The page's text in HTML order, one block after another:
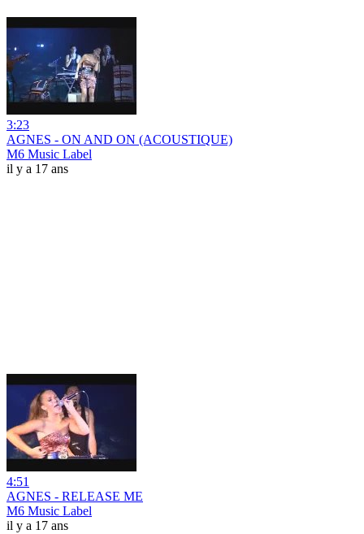
3:23
AGNES - ON AND ON (ACOUSTIQUE)
M6 Music Label
il y a 17 ans
4:51
AGNES - RELEASE ME
M6 Music Label
il y a 17 ans